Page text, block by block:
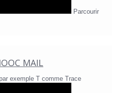
Parcourir
MAIL
exemple T comme Trace